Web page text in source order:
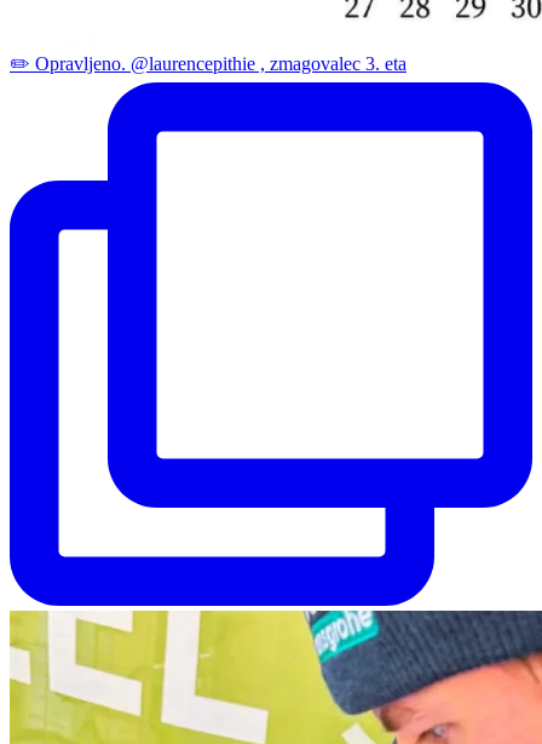
✏️ Opravljeno. @laurencepithie , zmagovalec 3. eta